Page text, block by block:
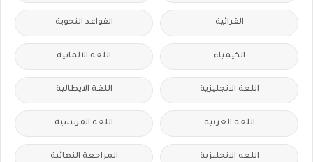
القرائية القواعد النحوية
الكيمياء اللغة الالمانية
اللغة الانجليزية اللغة الايطالية
اللغة العربية اللغة الفرنسية
اللغه الانجليزية المراجعة النهائية